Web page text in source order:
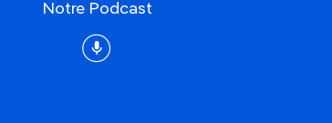
Notre Podcast
Podcast